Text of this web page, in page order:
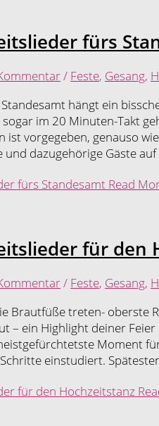
fürs
/ Feste, Gesang,
hängt ein
im 20 Minuten-Takt
ist vorgegeben, genauso
dazugehörige Gäste
fürs Standesamt Read
für den
/ Feste, Gesang,
Brautfüße treten- oberste
– ein Highlight deiner
Moment
einstudiert.
für den Hochzeitstanz